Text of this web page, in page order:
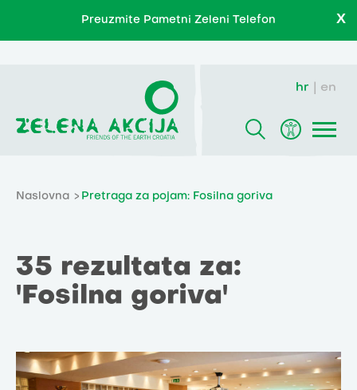
Preuzmite Pametni Zeleni Telefon X
hr en
Naslovna Pretraga za pojam: Fosilna goriva
35 rezultata za:
'Fosilna goriva'